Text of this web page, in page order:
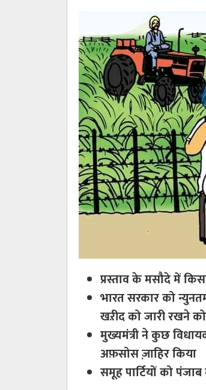
प्रस्ताव के मसौदे में
भारत सरकार को
खऱीद को जारी रखने
मुख्यमंत्री ने कुछ
अफ़सोस ज़ाहिर किया
समूह पार्टियों को